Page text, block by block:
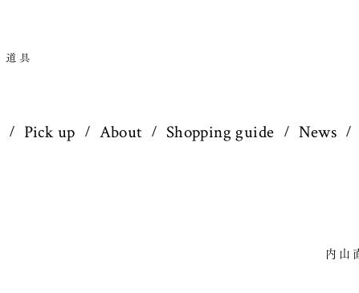
Pick up About Shopping guide News
内山